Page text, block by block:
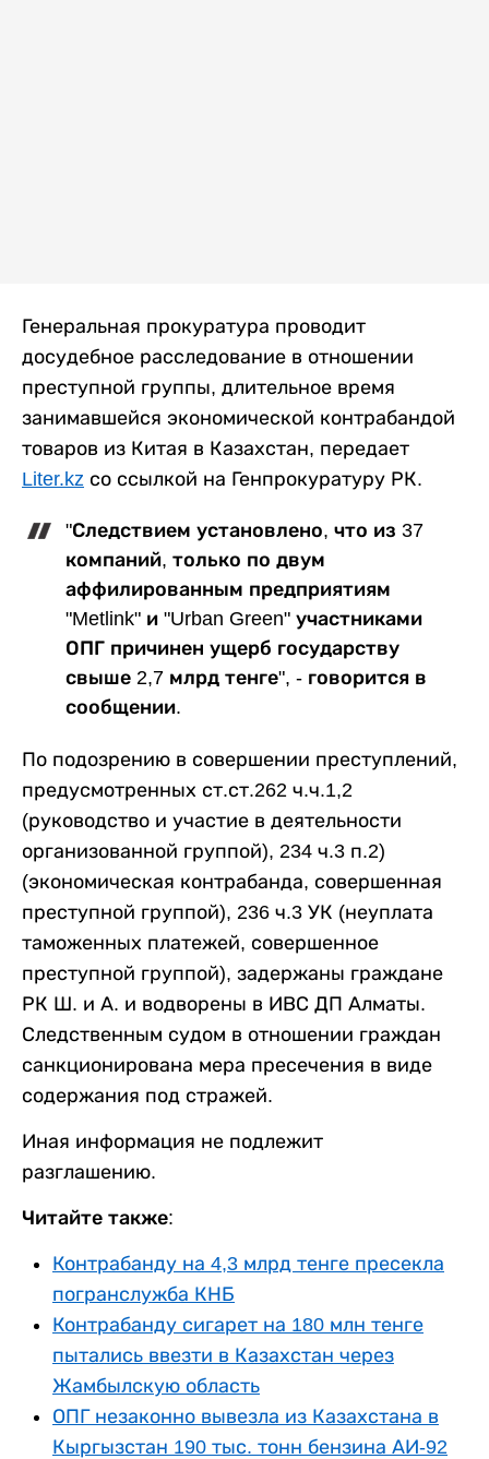
Генеральная прокуратура проводит
досудебное расследование в отношении
преступной группы, длительное время
занимавшейся экономической контрабандой
товаров из Китая в Казахстан, передает
Liter.kz со ссылкой на Генпрокуратуру РК.
"Следствием установлено, что из 37
компаний, только по двум
аффилированным предприятиям
"Metlink" и "Urban Green" участниками
ОПГ причинен ущерб государству
свыше 2,7 млрд тенге", - говорится в
сообщении.
По подозрению в совершении преступлений,
предусмотренных ст.ст.262 ч.ч.1,2
(руководство и участие в деятельности
организованной группой), 234 ч.3 п.2)
(экономическая контрабанда, совершенная
преступной группой), 236 ч.3 УК (неуплата
таможенных платежей, совершенное
преступной группой), задержаны граждане
РК Ш. и А. и водворены в ИВС ДП Алматы.
Следственным судом в отношении граждан
санкционирована мера пресечения в виде
содержания под стражей.
Иная информация не подлежит
разглашению.
Читайте также:
Контрабанду на 4,3 млрд тенге пресекла
погранслужба КНБ
Контрабанду сигарет на 180 млн тенге
пытались ввезти в Казахстан через
Жамбылскую область
ОПГ незаконно вывезла из Казахстана в
Кыргызстан 190 тыс. тонн бензина АИ-92